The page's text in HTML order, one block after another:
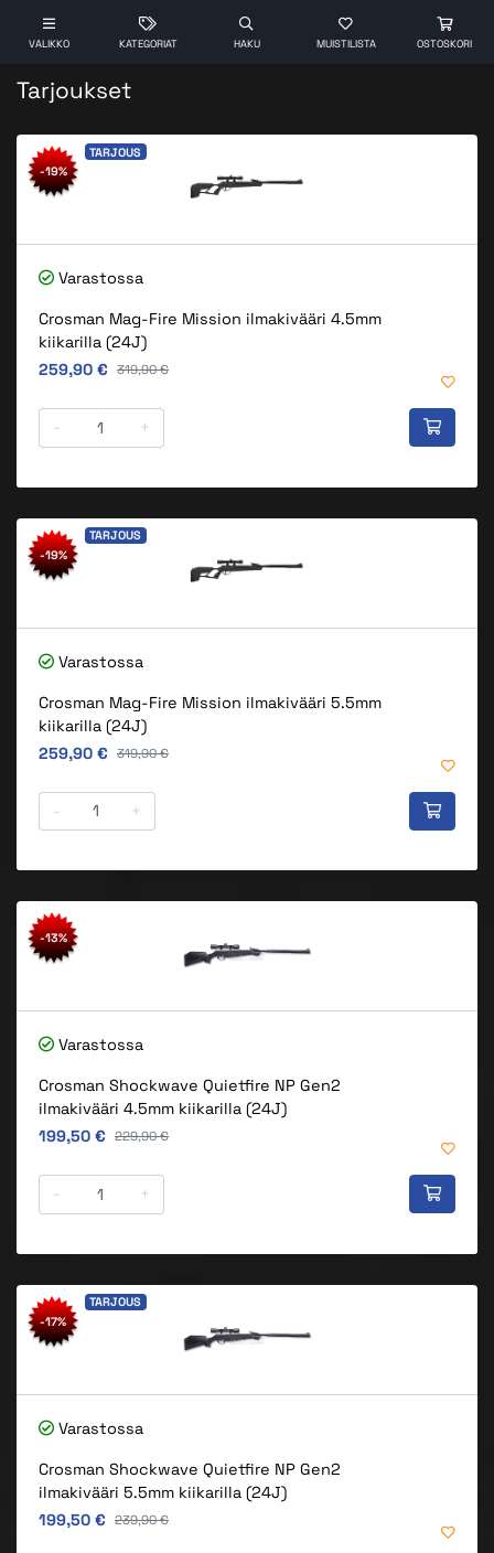
VALIKKO KATEGORIAT HAKU MUISTILISTA OSTOSKORI
Tarjoukset
-19%
TARJOUS
Varastossa
Crosman Mag-Fire Mission ilmakivääri 4.5mm
kiikarilla (24J)
Alkuperäinen hinta
259,90 € Alkuperäinen hinta
319,90 €
- +
-19%
TARJOUS
Varastossa
Crosman Mag-Fire Mission ilmakivääri 5.5mm
kiikarilla (24J)
Alkuperäinen hinta
259,90 € Alkuperäinen hinta
319,90 €
- +
-13%
Varastossa
Crosman Shockwave Quietfire NP Gen2
ilmakivääri 4.5mm kiikarilla (24J)
Alkuperäinen hinta
199,50 € Alkuperäinen hinta
229,90 €
- +
-17%
TARJOUS
Varastossa
Crosman Shockwave Quietfire NP Gen2
ilmakivääri 5.5mm kiikarilla (24J)
Alkuperäinen hinta
199,50 € Alkuperäinen hinta
239,90 €